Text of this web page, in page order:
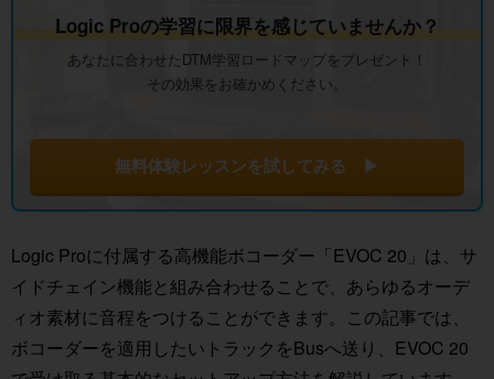
Logic Proの学習に限界を感じていませんか？
あなたに合わせたDTM学習ロードマップをプレゼント！
その効果をお確かめください。
無料体験レッスンを試してみる ▶
Logic Proに付属する高機能ボコーダー「EVOC 20」は、サ
イドチェイン機能と組み合わせることで、あらゆるオーデ
ィオ素材に音程をつけることができます。この記事では、
ボコーダーを適用したいトラックをBusへ送り、EVOC 20